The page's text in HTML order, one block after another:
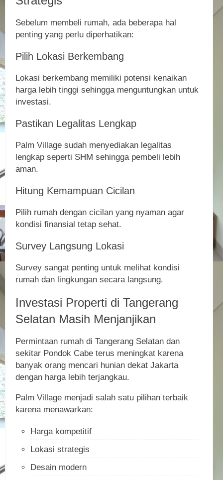
Sebelum membeli rumah, ada beberapa hal
penting yang perlu diperhatikan:
Pilih Lokasi Berkembang
Lokasi berkembang memiliki potensi kenaikan
harga lebih tinggi sehingga menguntungkan untuk
investasi.
Pastikan Legalitas Lengkap
Palm Village sudah menyediakan legalitas
lengkap seperti SHM sehingga pembeli lebih
aman.
Hitung Kemampuan Cicilan
Pilih rumah dengan cicilan yang nyaman agar
kondisi finansial tetap sehat.
Survey Langsung Lokasi
Survey sangat penting untuk melihat kondisi
rumah dan lingkungan secara langsung.
Investasi Properti di Tangerang
Selatan Masih Menjanjikan
Permintaan rumah di Tangerang Selatan dan
sekitar Pondok Cabe terus meningkat karena
banyak orang mencari hunian dekat Jakarta
dengan harga lebih terjangkau.
Palm Village menjadi salah satu pilihan terbaik
karena menawarkan:
Harga kompetitif
Lokasi strategis
Desain modern